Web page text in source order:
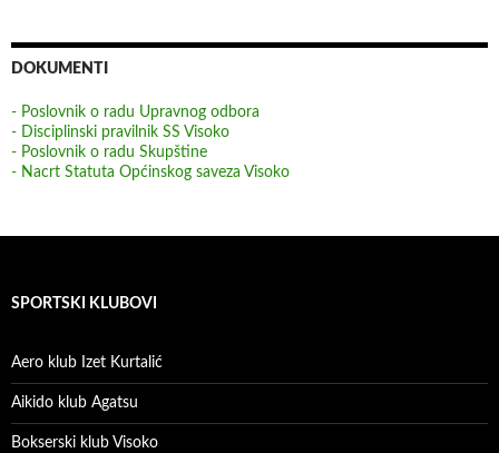
DOKUMENTI
- Poslovnik o radu Upravnog odbora
- Disciplinski pravilnik SS Visoko
- Poslovnik o radu Skupštine
- Nacrt Statuta Općinskog saveza Visoko
SPORTSKI KLUBOVI
Aero klub Izet Kurtalić
Aikido klub Agatsu
Bokserski klub Visoko